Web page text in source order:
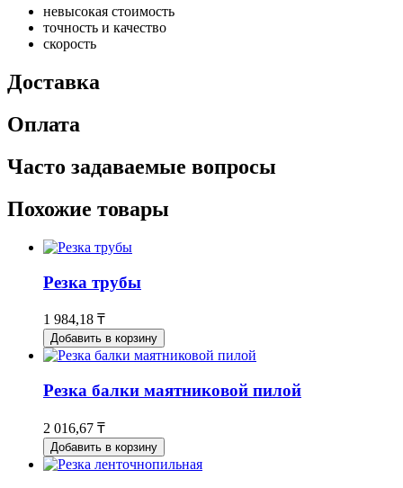
невысокая стоимость
точность и качество
скорость
Доставка
Оплата
Часто задаваемые вопросы
Похожие товары
Резка трубы
1 984,18 ₸
Добавить в корзину
Резка балки маятниковой пилой
2 016,67 ₸
Добавить в корзину